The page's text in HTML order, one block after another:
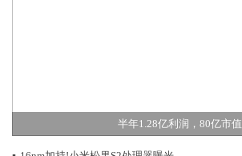
半年1.28亿利润，80亿市值